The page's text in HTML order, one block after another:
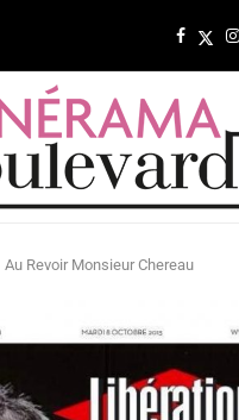
Au Revoir Monsieur Chereau